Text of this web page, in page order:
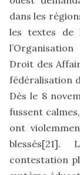
dans les
les textes de
Droit des
fédéralisation
Dès le 8
fussent
ont
blessés[21].
contestation